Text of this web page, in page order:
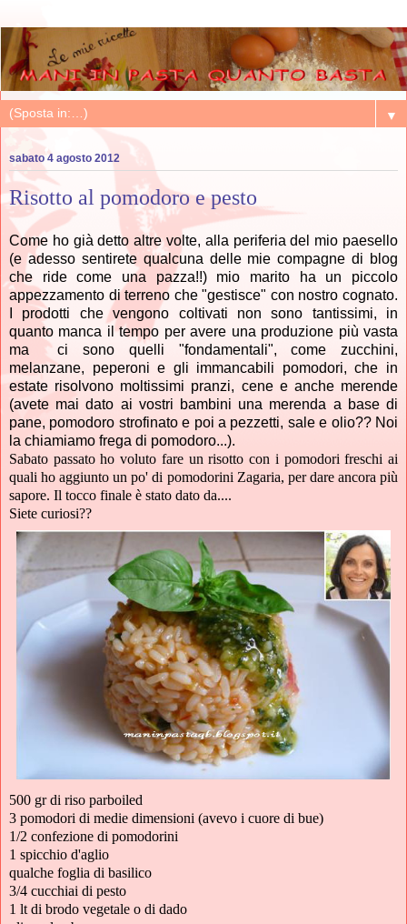
▼
sabato 4 agosto 2012
Risotto al pomodoro e pesto
Come ho già detto altre volte, alla periferia del mio paesello
(e adesso sentirete qualcuna delle mie compagne di blog
che ride come una pazza!!) mio marito ha un piccolo
appezzamento di terreno che "gestisce" con nostro cognato.
I prodotti che vengono coltivati non sono tantissimi, in
quanto manca il tempo per avere una produzione più vasta
ma ci sono quelli "fondamentali", come zucchini,
melanzane, peperoni e gli immancabili pomodori, che in
estate risolvono moltissimi pranzi, cene e anche merende
(avete mai dato ai vostri bambini una merenda a base di
pane, pomodoro strofinato e poi a pezzetti, sale e olio?? Noi
la chiamiamo frega di pomodoro...).
Sabato passato ho voluto fare un risotto con i pomodori freschi ai
quali ho aggiunto un po' di pomodorini Zagaria, per dare ancora più
sapore. Il tocco finale è stato dato da....
Siete curiosi??
500 gr di riso parboiled
3 pomodori di medie dimensioni (avevo i cuore di bue)
1/2 confezione di pomodorini
1 spicchio d'aglio
qualche foglia di basilico
3/4 cucchiai di pesto
1 lt di brodo vegetale o di dado